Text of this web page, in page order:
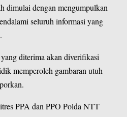
dimulai dengan mengumpulkan
seluruh informasi yang
diterima akan diverifikasi
memperoleh gambaran utuh
PPA dan PPO Polda NTT